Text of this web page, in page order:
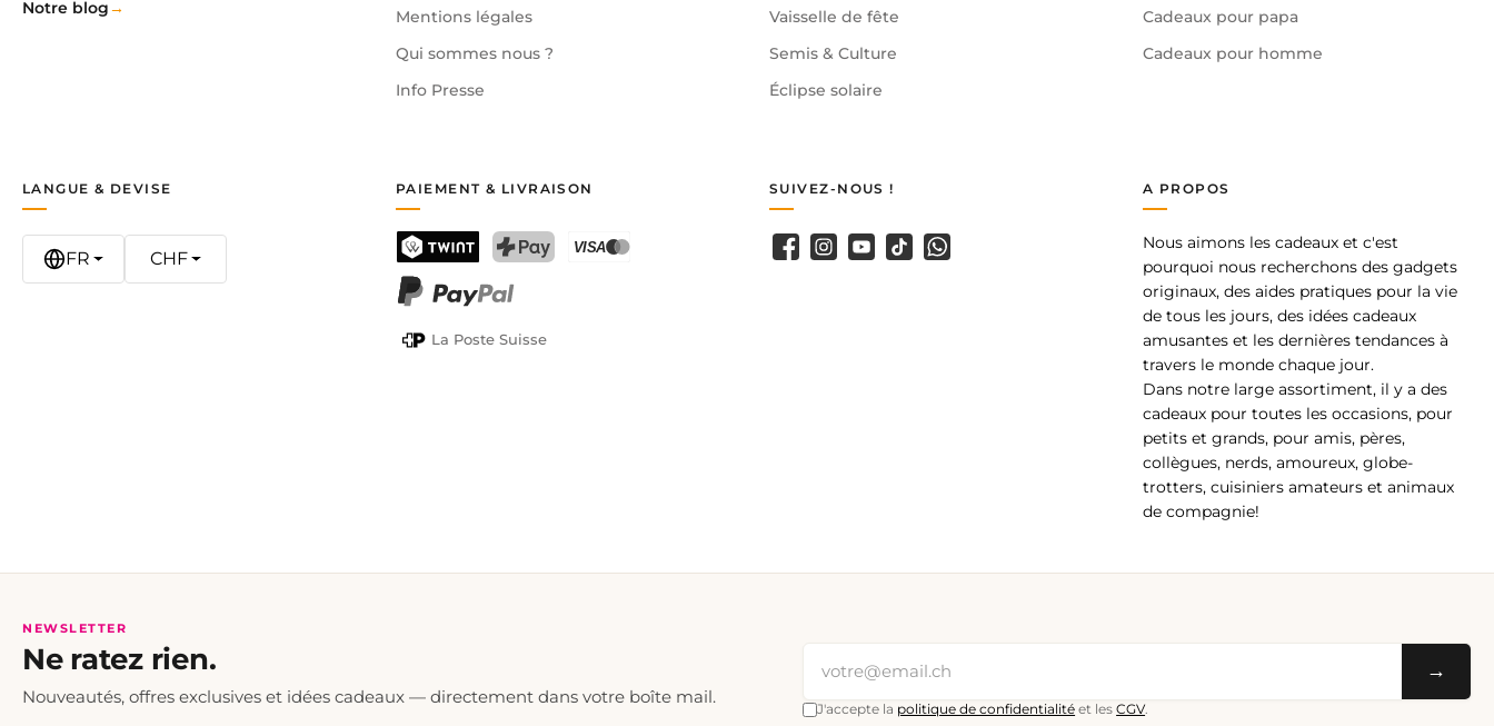
Notre blog Mentions légales
Qui sommes nous ?
Info Presse
Vaisselle de fête
Semis & Culture
Éclipse solaire
Cadeaux pour papa
Cadeaux pour homme
A PROPOS
Nous aimons les cadeaux et c'est
pourquoi nous recherchons des gadgets
originaux, des aides pratiques pour la vie
de tous les jours, des idées cadeaux
amusantes et les dernières tendances à
travers le monde chaque jour.
Dans notre large assortiment, il y a des
cadeaux pour toutes les occasions, pour
petits et grands, pour amis, pères,
collègues, nerds, amoureux, globe-
trotters, cuisiniers amateurs et animaux
de compagnie!
PAIEMENT & LIVRAISON
TWINT
La Poste Suisse
LANGUE & DEVISE
FR CHF
SUIVEZ-NOUS !
Facebook
Instagram
YouTubeTikTokWhatsApp
NEWSLETTER
Ne ratez rien.
Nouveautés, offres exclusives et idées cadeaux — directement dans votre boîte mail.
→
J'accepte la politique de confidentialité et lesCGV.